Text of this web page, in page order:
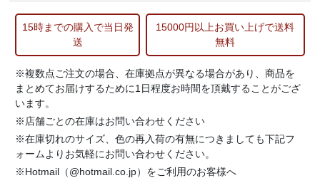
15時までの購入で当日発
送
15000円以上お買い上げで送料
無料
※複数点ご注文の場合、在庫拠点が異なる場合があり、商品を
まとめてお届けするために1日程度お時間を頂戴することがござ
います。
※店舗ごとの在庫はお問い合わせください
※在庫切れのサイズ、色の再入荷の有無につきましても下記フ
ォームよりお気軽にお問い合わせください。
※Hotmail（@hotmail.co.jp）をご利用のお客様へ